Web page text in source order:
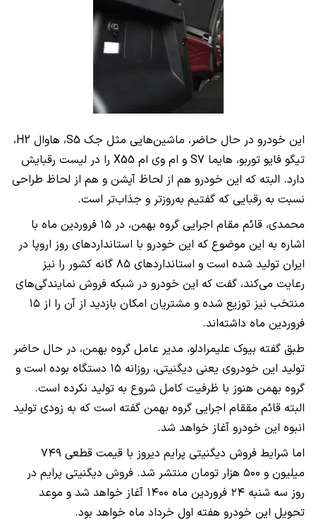
این خودرو در حال حاضر، ماشین‌هایی مثل جک S5، هاوال H2،
تیگو فایو توربو، هایما S7 و ام وی ام X55 را در لیست رقبایش
دارد. البته که این خودرو هم از لحاظ آپشن و هم از لحاظ طراحی
نسبت به رقبایی که گفتیم به‌روزتر و جذاب‌تر است.
محمدی، قائم مقام اجرایی گروه بهمن، در ۱۵ فروردین ماه با
اشاره به این موضوع که این خودرو با استانداردهای روز اروپا در
ایران تولید شده است و استاندارد‌های ۸۵ گانه کشور را نیز
رعایت می‌کند، گفت که این خودرو در شبکه فروش نمایندگی‌های
منتخب نیز توزیع شده و مشتریان امکان بازدید از آن را از ۱۵
فروردین ماه داشته‌اند.
طبق گفته‌ بیوک علیمرادلو، مدیر عامل گروه بهمن، در حال حاضر
تولید این خودروی یعنی دیگنیتی، روزانه ۱۵ دستگاه بوده است و
گروه بهمن هنوز با ظرفیت کامل شروع به تولید نکرده است.
البته قائم مققام اجرایی گروه بهمن گفته است که به زودی تولید
انبوه این خودرو آغاز خواهد شد.
اما شرایط فروش دیگنیتی پرایم دیروز با قیمت قطعی ۷۴۹
میلیون و ۵۰۰ هزار تومان منتشر شد. فروش دیگنیتی پرایم در
روز سه شنبه ۲۴ فروردین ماه ۱۴۰۰ آغاز خواهد شد و موعد
تحویل این خودرو هفته اول خرداد ماه خواهد بود.